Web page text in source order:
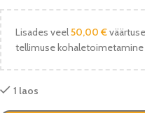
Lisades veel50,00 €
tellimuse
1 laos